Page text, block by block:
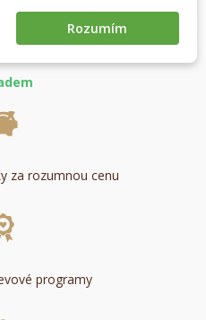
seznam přání
za rozumnou cenu
programy
Vytvořit seznam přání
Přihlásit se
Rozumím